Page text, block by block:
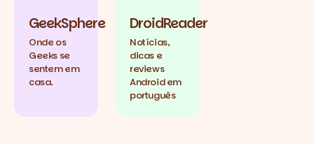
GeekSphere
Onde os
Geeks se
sentem em
casa.
DroidReader
Notícias,
dicas e
reviews
Android em
português